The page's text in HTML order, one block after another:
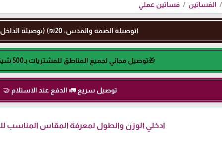
الفساتين فساتين عملي
(توصيلة الضفة والقدس: 20₪) (توصيلة الداخل: 50₪)
🎁توصيل مجاني لجميع المناطق للمشتريات بـ500 شيكل او اكثر🎁
توصيل سريع 🚛 الدفع عند الاستلام 🤝
ادخلي الوزن والطول لمعرفة المقاس المناسب